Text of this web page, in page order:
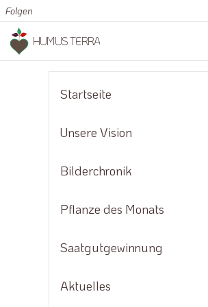
Folgen
HUMUS TERRA
Startseite
Unsere Vision
Bilderchronik
Pflanze des Monats
Saatgutgewinnung
Methode
Aktuelles